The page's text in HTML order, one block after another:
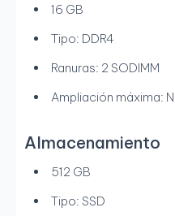
16 GB
Tipo: DDR4
Ranuras: 2 SODIMM
Ampliación máxima:
Almacenamiento
512 GB
Tipo: SSD